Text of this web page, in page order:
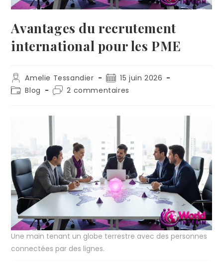
Avantages du recrutement
international pour les PME
Amelie Tessandier
15 juin 2026
Blog
2 commentaires
Une main tenant un globe terrestre avec des personnes
connectées par des lignes.